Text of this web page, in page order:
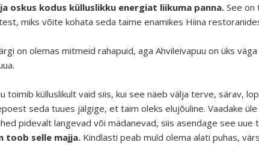
oskus kodus külluslikku energiat liikuma panna. See on
miks võite kohata seda taime enamikes Hiina
on olemas mitmeid rahapuid, aga Ahvileivapuu on üks
toimib külluslikult vaid siis, kui see näeb välja terve, särav,
seda tuues jälgige, et taim oleks elujõuline. Vaadake
pidevalt langevad või mädanevad, siis asendage see uue
toob selle majja. Kindlasti peab muld olema alati puhas,